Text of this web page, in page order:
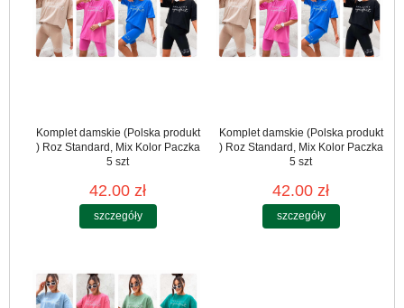
Komplet damskie (Polska produkt
) Roz Standard, Mix Kolor Paczka
5 szt
42.00 zł
szczegóły
Komplet damskie (Polska produkt
) Roz Standard, Mix Kolor Paczka
5 szt
42.00 zł
szczegóły